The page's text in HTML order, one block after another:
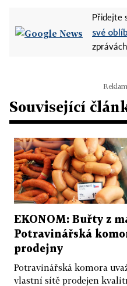
Přidejte
své
Související
EKONOM: Buřty z
Potravinářská
prodejny
Potravinářská komora
vlastní sítě prodejen